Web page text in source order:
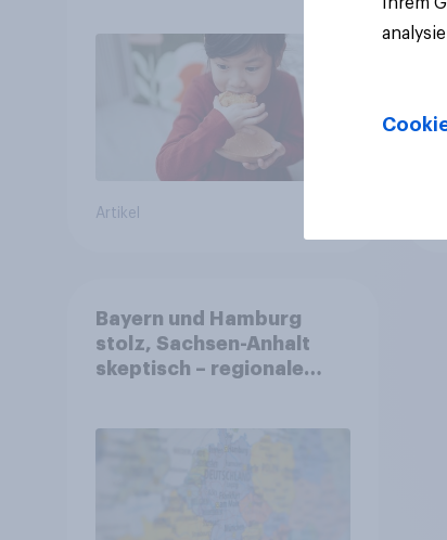
Artikel
Bayern und Hamburg
stolz, Sachsen-Anhalt
skeptisch – regionale
Europa im Osten am